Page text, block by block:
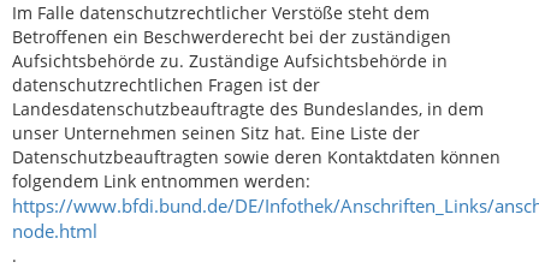
Im Falle datenschutzrechtlicher Verstöße steht dem
Betroffenen ein Beschwerderecht bei der zuständigen
Aufsichtsbehörde zu. Zuständige Aufsichtsbehörde in
datenschutzrechtlichen Fragen ist der
Landesdatenschutzbeauftragte des Bundeslandes, in dem
unser Unternehmen seinen Sitz hat. Eine Liste der
Datenschutzbeauftragten sowie deren Kontaktdaten können
folgendem Link entnommen werden:
https://www.bfdi.bund.de/DE/Infothek/Anschriften_Links/
node.html
.